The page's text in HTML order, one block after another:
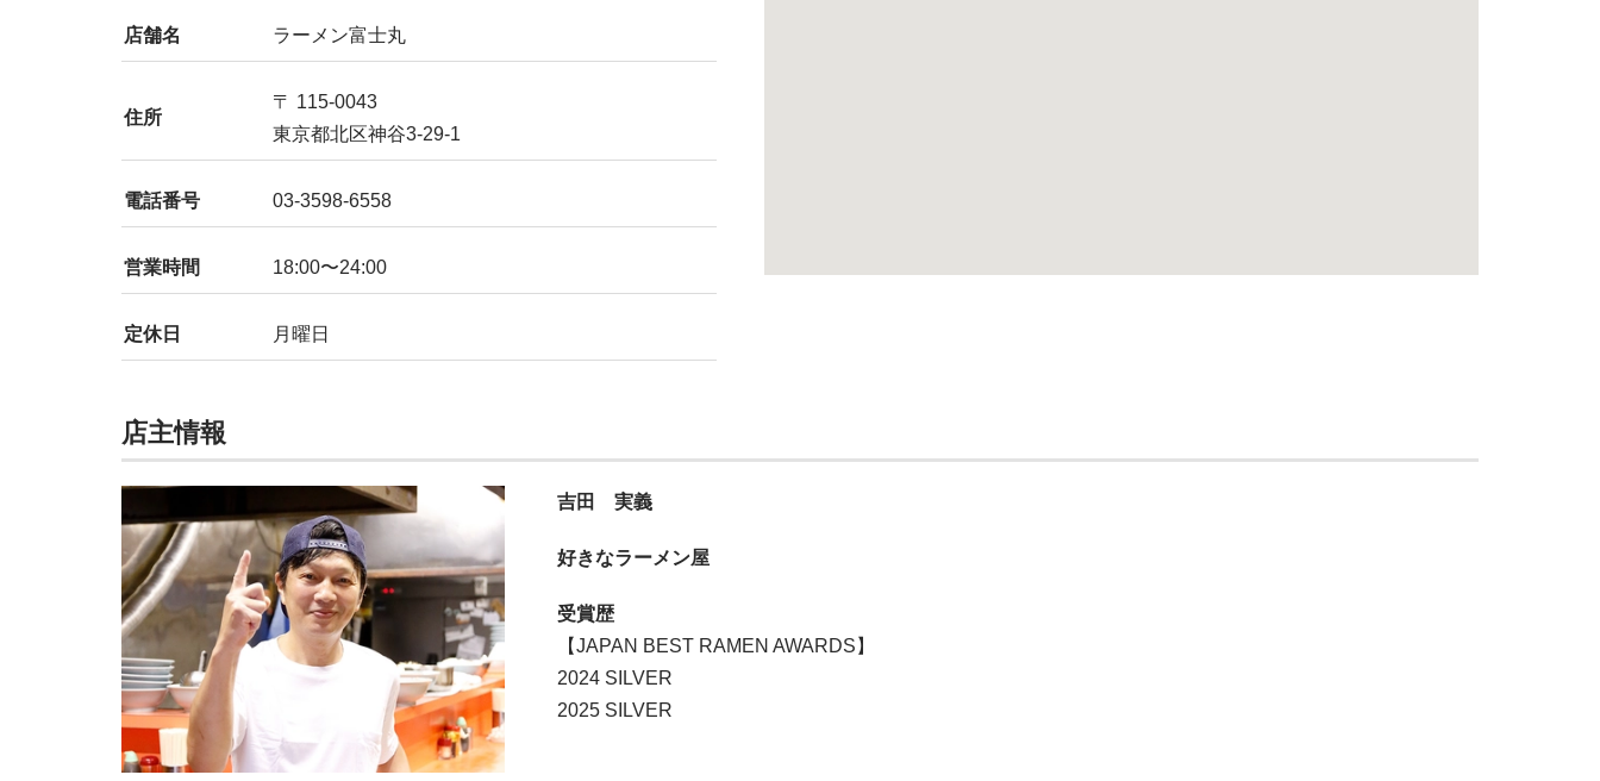
店舗名 ラーメン富士丸
住所
〒 115-0043
東京都北区神谷3-29-1
電話番号 03-3598-6558
営業時間 18:00〜24:00
定休日 月曜日
店主情報
吉田 実義
好きなラーメン屋
受賞歴
【JAPAN BEST RAMEN AWARDS】
2024 SILVER
2025 SILVER